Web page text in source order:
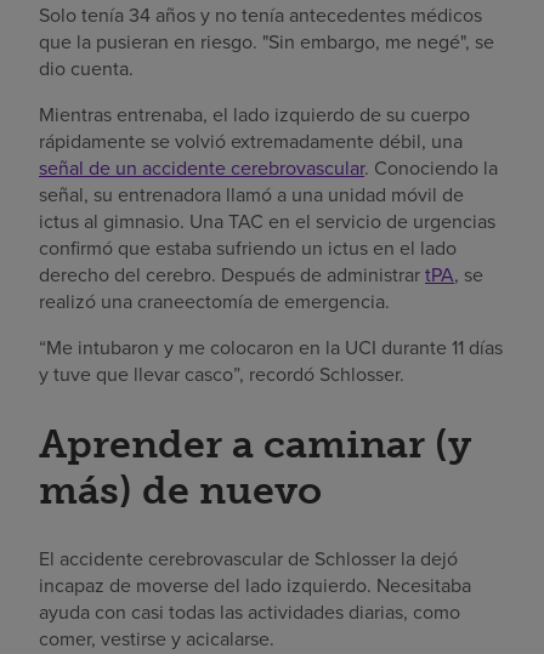
Solo tenía 34 años y no tenía antecedentes médicos
que la pusieran en riesgo. "Sin embargo, me negé", se
dio cuenta.
Mientras entrenaba, el lado izquierdo de su cuerpo
rápidamente se volvió extremadamente débil, una
señal de un accidente cerebrovascular. Conociendo la
señal, su entrenadora llamó a una unidad móvil de
ictus al gimnasio. Una TAC en el servicio de urgencias
confirmó que estaba sufriendo un ictus en el lado
derecho del cerebro. Después de administrartPA, se
realizó una craneectomía de emergencia.
“Me intubaron y me colocaron en la UCI durante 11 días
y tuve que llevar casco”, recordó Schlosser.
Aprender a caminar (y
más) de nuevo
El accidente cerebrovascular de Schlosser la dejó
incapaz de moverse del lado izquierdo. Necesitaba
ayuda con casi todas las actividades diarias, como
comer, vestirse y acicalarse.